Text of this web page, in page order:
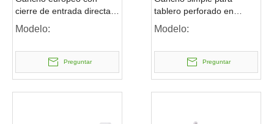
cierre de entrada directa y
brazo oscilante
Modelo:
Preguntar
tablero perforado en
forma de U
Modelo:
Preguntar